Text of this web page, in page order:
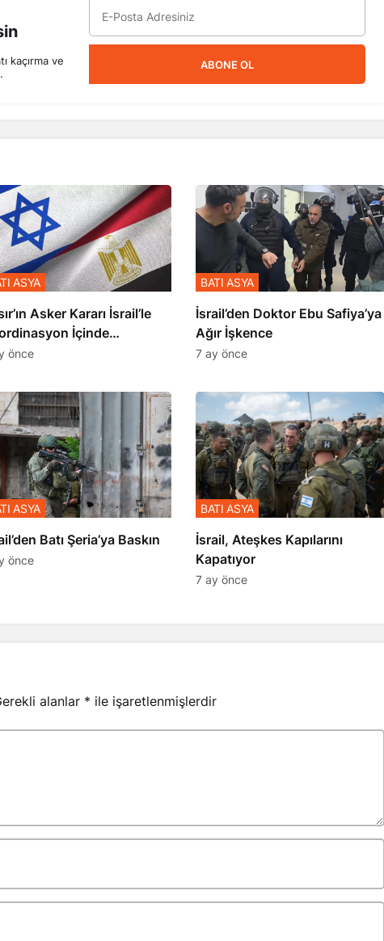
kaçırma ve
ABONE OL
Asker Kararı İsrail’le
İçinde
ASYA
önce
İsrail’den Doktor Ebu Safiya’ya
Ağır İşkence
BATI ASYA
7 ay önce
Batı Şeria’ya Baskın
ASYA
önce
İsrail, Ateşkes Kapılarını
Kapatıyor
BATI ASYA
7 ay önce
alanlar * ile işaretlenmişlerdir